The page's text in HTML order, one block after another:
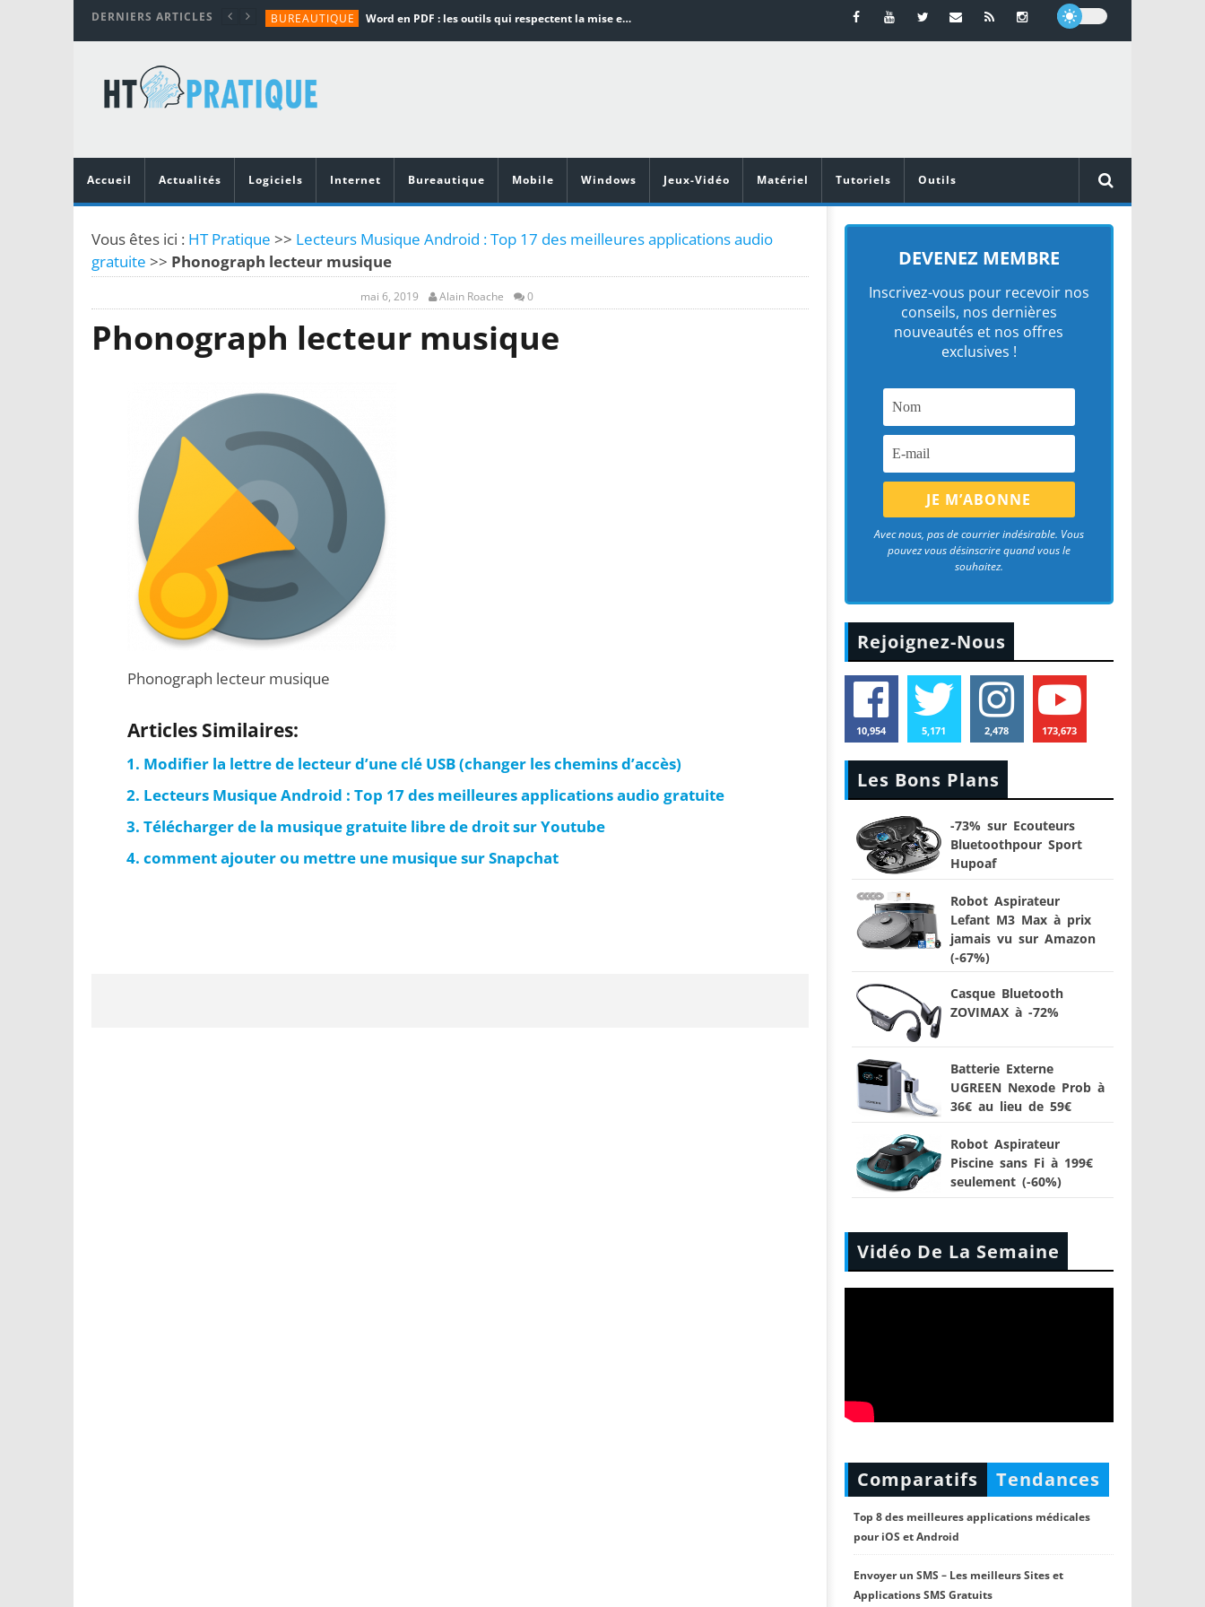
DERNIERS ARTICLES BUREAUTIQUE Word en PDF : les outils qui respectent la mise en page
TUTORIALS
MATÉRIEL
Vidéoprojecteurs Asus : Top 6 des meilleurs modèles de la marque
Accueil
Actualités Logiciels Internet Bureautique Mobile Windows Jeux-Vidéo Matériel Tutoriels Outils
Vous êtes ici : HT Pratique >> Lecteurs Musique Android : Top 17 des meilleures applications audio
gratuite >> Phonograph lecteur musique
mai 6, 2019 Alain Roache 0
Phonograph lecteur musique
Phonograph lecteur musique
Articles Similaires:
Modifier la lettre de lecteur d’une clé USB (changer les chemins d’accès)
Lecteurs Musique Android : Top 17 des meilleures applications audio gratuite
Télécharger de la musique gratuite libre de droit sur Youtube
comment ajouter ou mettre une musique sur Snapchat
DEVENEZ MEMBRE
Inscrivez-vous pour recevoir nos
conseils, nos dernières
nouveautés et nos offres
exclusives !
Avec nous, pas de courrier indésirable. Vous
pouvez vous désinscrire quand vous le
souhaitez.
Rejoignez-Nous
10,954 5,171 2,478 173,673
Les Bons Plans
-73% sur Ecouteurs
Bluetoothpour Sport
Hupoaf
Robot Aspirateur
Lefant M3 Max à prix
jamais vu sur Amazon
(-67%)
Casque Bluetooth
ZOVIMAX à -72%
Batterie Externe
UGREEN Nexode Prob à
36€ au lieu de 59€
Robot Aspirateur
Piscine sans Fi à 199€
seulement (-60%)
Vidéo De La Semaine
Comparatifs Tendances
Top 8 des meilleures applications médicales
pour iOS et Android
Envoyer un SMS – Les meilleurs Sites et
Applications SMS Gratuits